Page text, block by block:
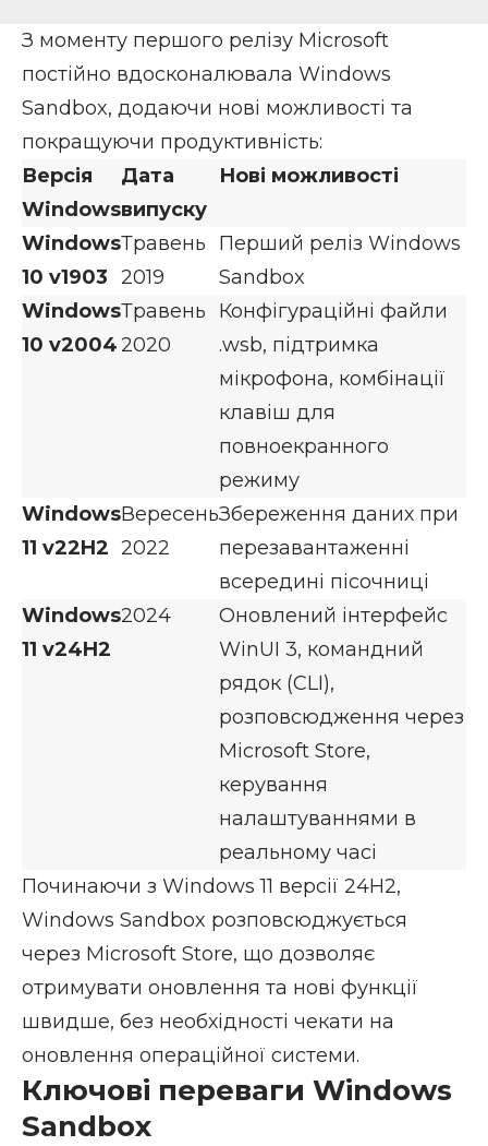
З моменту першого релізу Microsoft
постійно вдосконалювала Windows
Sandbox, додаючи нові можливості та
покращуючи продуктивність:
Версія
Windows
Дата
випуску
Нові можливості
Windows
10 v1903
Травень
2019
Перший реліз Windows
Sandbox
Windows
10 v2004
Травень
2020
Конфігураційні файли
.wsb, підтримка
мікрофона, комбінації
клавіш для
повноекранного
режиму
Windows
11 v22H2
Вересень
2022
Збереження даних при
перезавантаженні
всередині пісочниці
Windows
11 v24H2
2024
Оновлений інтерфейс
WinUI 3, командний
рядок (CLI),
розповсюдження через
Microsoft Store,
керування
налаштуваннями в
реальному часі
Починаючи з Windows 11 версії 24H2,
Windows Sandbox розповсюджується
через Microsoft Store, що дозволяє
отримувати оновлення та нові функції
швидше, без необхідності чекати на
оновлення операційної системи.
Ключові переваги Windows
Sandbox